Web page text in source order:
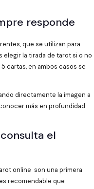
responde
que se utilizan para
elegir la tirada de tarot si o no
cartas, en ambos casos se
directamente la imagen a
más en profundidad
el
online son una primera
recomendable que